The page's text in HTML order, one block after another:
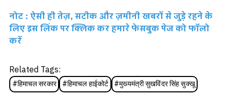
नोट : ऐसी ही तेज़, सटीक और ज़मीनी खबरों से जुड़े रहने के
लिए इस लिंक पर क्लिक कर हमारे फेसबुक पेज को फॉलो
करें
Related Tags:
#हिमाचल सरकार #हिमाचल हाईकोर्ट #मुख्यमंत्री सुखविंदर सिंह सुक्खू